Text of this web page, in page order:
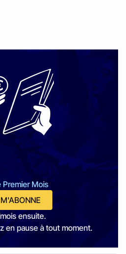
Premier Mois
ensuite.
en pause à tout moment.